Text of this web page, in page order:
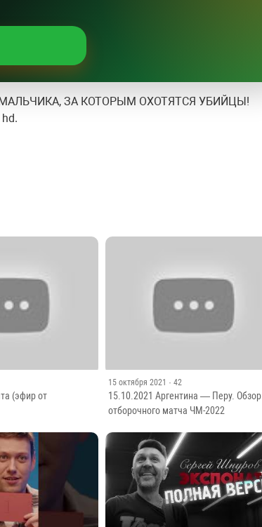
ЗА КОТОРЫМ ОХОТЯТСЯ УБИЙЦЫ!
(эфир от
15 октября 2021 · 42
15.10.2021 Аргентина — Перу. Обзор
отборочного матча ЧМ-2022